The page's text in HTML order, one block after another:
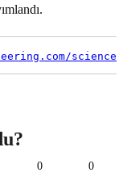
science/
0 0